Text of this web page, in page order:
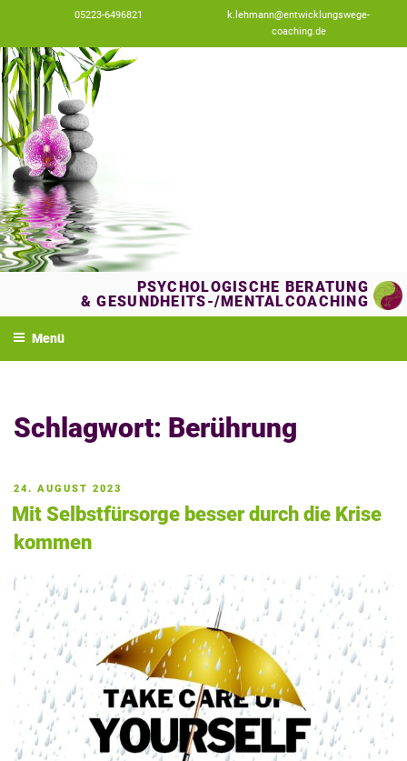
k.lehmann@entwicklungswege-
coaching.de
05223-6496821
springen
PSYCHOLOGISCHE BERATUNG
& GESUNDHEITS-/MENTALCOACHING
Menü
Schlagwort: Berührung
VERÖFFENTLICHT
AM
24. AUGUST 2023
Mit Selbstfürsorge besser durch die Krise
kommen